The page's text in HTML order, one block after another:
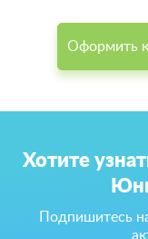
Оформить
Хотите
Подпишитесь